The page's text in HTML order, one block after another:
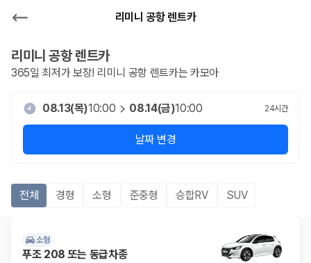
리미니 공항 렌트카
리미니 공항렌트카
365일 최저가 보장! 리미니 공항 렌트카는 카모아
08.13(목)10:00 08.14(금)10:00 24시간
날짜 변경
전체 경형 소형 준중형 승합RV SUV
소형
푸조 208 또는 동급차종